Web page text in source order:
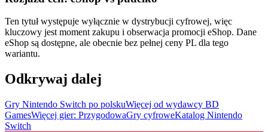
Ten tytuł występuje wyłącznie w dystrybucji cyfrowej, więc
kluczowy jest moment zakupu i obserwacja promocji eShop. Dane
eShop są dostępne, ale obecnie bez pełnej ceny PL dla tego
wariantu.
Odkrywaj dalej
Gry Nintendo Switch po polskuWięcej od wydawcy BD
GamesWięcej gier: PrzygodowaGry cyfroweKatalog Nintendo
Switch